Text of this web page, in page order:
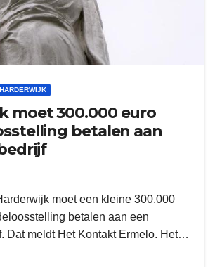
moet 300.000 euro
betalen aan
moet een kleine 300.000
betalen aan een
Dat meldt Het Kontakt Ermelo. Het…